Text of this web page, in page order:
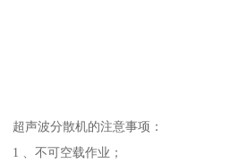
超声波分散机的注意事项：
1 、不可空载作业；